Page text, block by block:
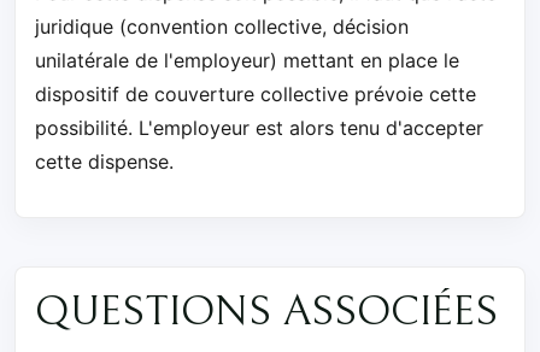
juridique (convention collective, décision
unilatérale de l'employeur) mettant en place le
dispositif de couverture collective prévoie cette
possibilité. L'employeur est alors tenu d'accepter
cette dispense.
QUESTIONS ASSOCIÉES